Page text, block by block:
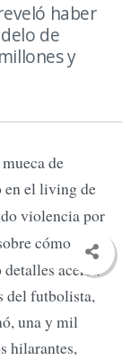
haber
de
y
de
en el living de
violencia por
cómo
acerca
del futbolista,
una y mil
hilarantes,